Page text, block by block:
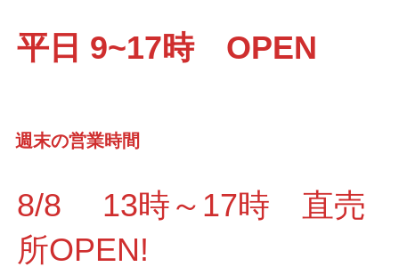
平日 9~17時 OPEN
週末の営業時間
8/8 13時～17時 直売
所OPEN!